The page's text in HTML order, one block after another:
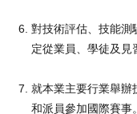
對技術評估、技能測
定從業員、學徒及見
就本業主要行業舉辦
和派員參加國際賽事。